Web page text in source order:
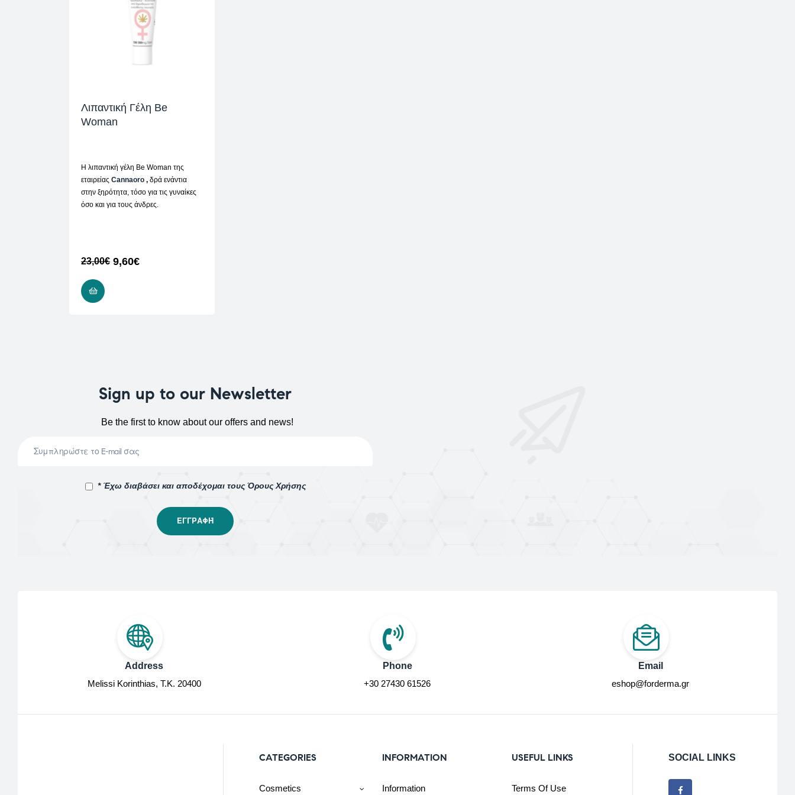
Λιπαντική Γέλη Be
Woman
Η λιπαντική γέλη Be Woman της
εταιρείας Cannaoro , δρά ενάντια
στην ξηρότητα, τόσο για τις γυναίκες
όσο και για τους άνδρες.
23,00€ 9,60€
Sign up to our Newsletter
Be the first to know about our offers and news!
* Έχω διαβάσει και αποδέχομαι τους Όρους Χρήσης
Address
Melissi Korinthias, Τ.Κ. 20400
Phone
+30 27430 61526
Email
eshop@forderma.gr
CATEGORIES
Cosmetics
INFORMATION
Information
USEFUL LINKS
Terms Of Use
SOCIAL LINKS